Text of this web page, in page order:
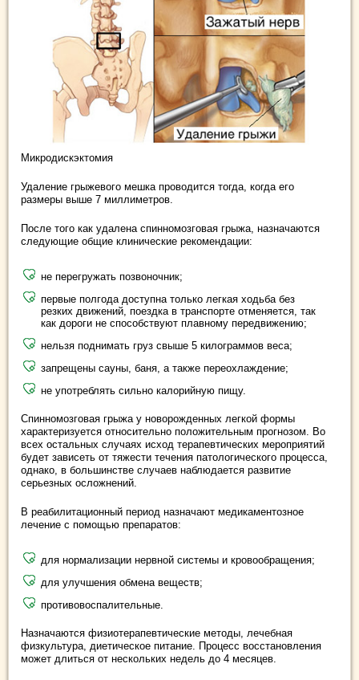
Микродискэктомия
Удаление грыжевого мешка проводится тогда, когда его
размеры выше 7 миллиметров.
После того как удалена спинномозговая грыжа, назначаются
следующие общие клинические рекомендации:
не перегружать позвоночник;
первые полгода доступна только легкая ходьба без
резких движений, поездка в транспорте отменяется, так
как дороги не способствуют плавному передвижению;
нельзя поднимать груз свыше 5 килограммов веса;
запрещены сауны, баня, а также переохлаждение;
не употреблять сильно калорийную пищу.
Спинномозговая грыжа у новорожденных легкой формы
характеризуется относительно положительным прогнозом. Во
всех остальных случаях исход терапевтических мероприятий
будет зависеть от тяжести течения патологического процесса,
однако, в большинстве случаев наблюдается развитие
серьезных осложнений.
В реабилитационный период назначают медикаментозное
лечение с помощью препаратов:
для нормализации нервной системы и кровообращения;
для улучшения обмена веществ;
противовоспалительные.
Назначаются физиотерапевтические методы, лечебная
физкультура, диетическое питание. Процесс восстановления
может длиться от нескольких недель до 4 месяцев.